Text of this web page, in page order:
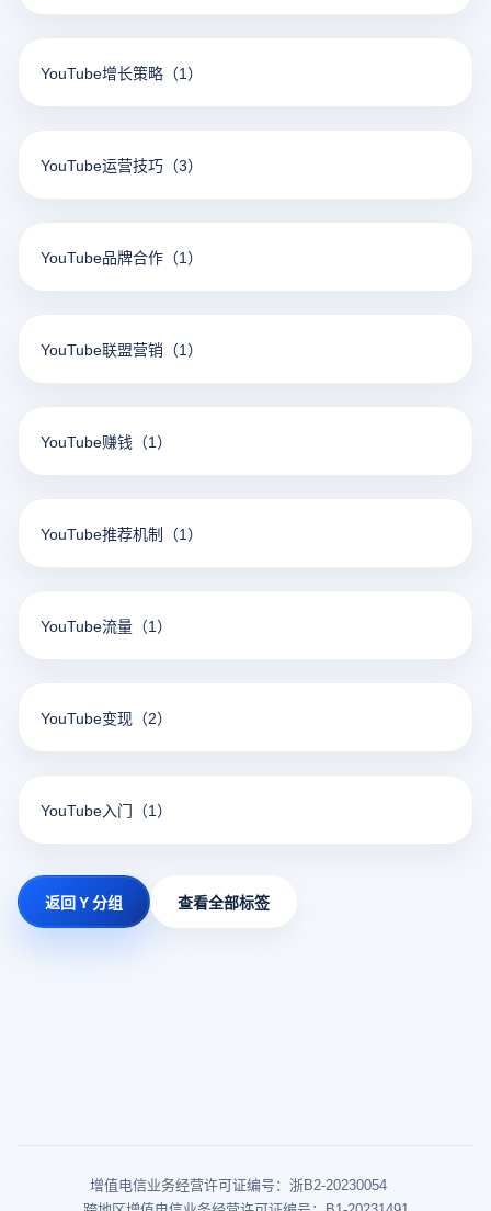
YouTube增长策略 （1）
YouTube运营技巧 （3）
YouTube品牌合作 （1）
YouTube联盟营销 （1）
YouTube赚钱 （1）
YouTube推荐机制 （1）
YouTube流量 （1）
YouTube变现 （2）
YouTube入门 （1）
返回 Y 分组 查看全部标签
增值电信业务经营许可证编号：浙B2-20230054